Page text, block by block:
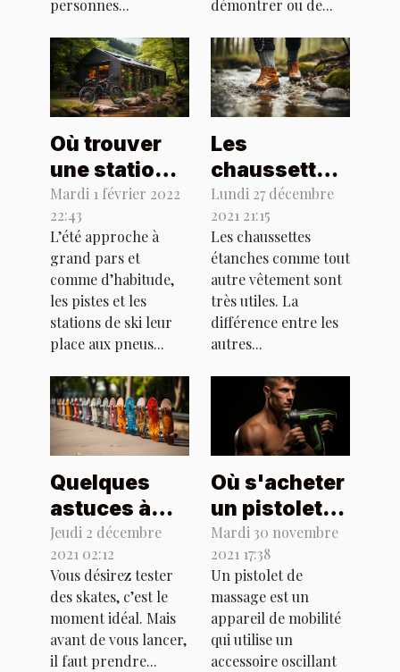
personnes... démontrer ou de...
Où trouver
une station
vélo VTT en
France
Mardi 1 février 2022
22:43
L’été approche à
grand pars et
comme d’habitude,
les pistes et les
stations de ski leur
place aux pneus...
Les
chaussettes
étanches :
quels en
sont les
avantages ?
Lundi 27 décembre
2021 21:15
Les chaussettes
étanches comme tout
autre vêtement sont
très utiles. La
différence entre les
autres...
Quelques
astuces à
suivre pour
le choix d'un
skateboard
Jeudi 2 décembre
2021 02:12
Vous désirez tester
des skates, c’est le
moment idéal. Mais
avant de vous lancer,
il faut prendre...
Où s'acheter
un pistolet
de massage
Hypervolt ?
Mardi 30 novembre
2021 17:38
Un pistolet de
massage est un
appareil de mobilité
qui utilise un
accessoire oscillant